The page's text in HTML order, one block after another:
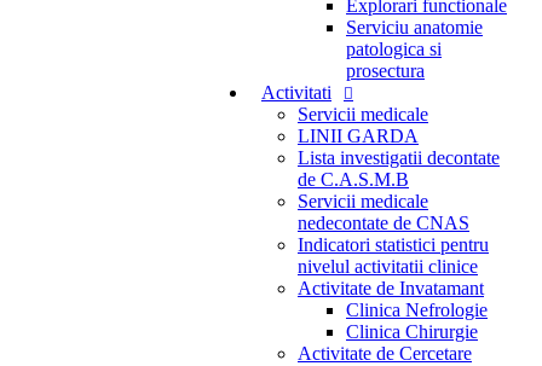
Explorari functionale
Serviciu anatomie
patologica si
prosectura
Activitati
Servicii medicale
LINII GARDA
Lista investigatii decontate
de C.A.S.M.B
Servicii medicale
nedecontate de CNAS
Indicatori statistici pentru
nivelul activitatii clinice
Activitate de Invatamant
Clinica Nefrologie
Clinica Chirurgie
Activitate de Cercetare